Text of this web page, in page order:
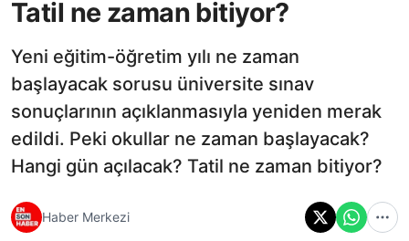
Tatil ne zaman bitiyor?
Yeni eğitim-öğretim yılı ne zaman
başlayacak sorusu üniversite sınav
sonuçlarının açıklanmasıyla yeniden merak
edildi. Peki okullar ne zaman başlayacak?
Hangi gün açılacak? Tatil ne zaman bitiyor?
Haber Merkezi